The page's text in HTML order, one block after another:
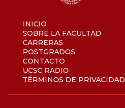
INICIO
SOBRE LA FACULTAD
CARRERAS
POSTGRADOS
CONTACTO
UCSC RADIO
TÉRMINOS DE PRIVACIDAD